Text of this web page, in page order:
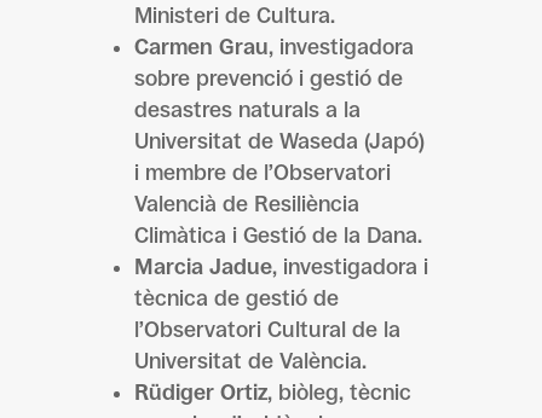
Ministeri de Cultura.
Carmen Grau, investigadora
sobre prevenció i gestió de
desastres naturals a la
Universitat de Waseda (Japó)
i membre de l’Observatori
Valencià de Resiliència
Climàtica i Gestió de la Dana.
Marcia Jadue, investigadora i
tècnica de gestió de
l’Observatori Cultural de la
Universitat de València.
Rüdiger Ortiz, biòleg, tècnic